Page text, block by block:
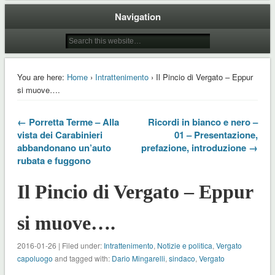
Navigation
You are here: Home› Intrattenimento› Il Pincio di Vergato – Eppur
si muove….
← Porretta Terme – Alla
vista dei Carabinieri
abbandonano un’auto
rubata e fuggono
Ricordi in bianco e nero –
01 – Presentazione,
prefazione, introduzione →
Il Pincio di Vergato – Eppur
si muove….
2016-01-26 | Filed under: Intrattenimento, Notizie e politica, Vergato
capoluogo and tagged with: Dario Mingarelli, sindaco, Vergato